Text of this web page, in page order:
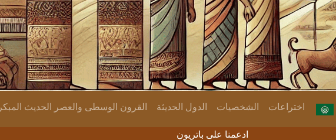
القرون الوسطى والعصر الحديث المبكر الدول الحديثة الشخصيات اختراعات
ادعمنا على باتريون